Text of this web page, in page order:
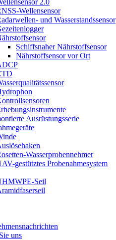
2.0
Wellensensor
und Wasserstandssensor
Schiffsnaher Nährstoffsensor
Nährstoffsensor vor Ort
Ausrüstungsserie
Wasserprobennehmer
gestütztes Probenahmesystem
Seil
uns